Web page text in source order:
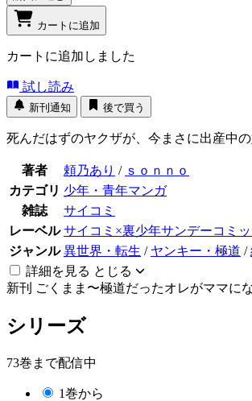
カートに追加
カートに追加しました
試し読み
新刊通知 後で買う
死んだはずのヤクザが、今まさに出産中
著者 頼乃あり / ｓｏｎｎｏ
カテゴリ 少年・青年マンガ
雑誌
サイコミ
レーベル サイコミ×裏少年サンデーコミ
ジャンル 異世界・転生 / ヤンキー・極道 /
詳細を見る とじる
新刊 ごくまま〜極道だったオレがママに
シリーズ
73巻まで配信中
1巻から